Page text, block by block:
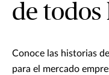
de todos
Conoce las historias
para el mercado